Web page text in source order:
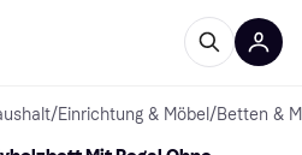
/Einrichtung & Möbel /Betten &